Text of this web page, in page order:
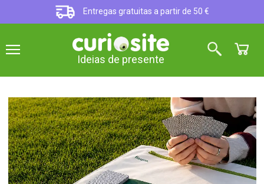
Entregas gratuitas a partir de 50 €
Ideias de presente